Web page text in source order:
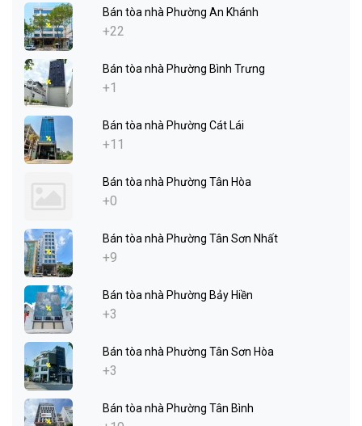
Bán tòa nhà Phường An Khánh
+22
Bán tòa nhà Phường Bình Trưng
+1
Bán tòa nhà Phường Cát Lái
+11
Bán tòa nhà Phường Tân Hòa
+0
Bán tòa nhà Phường Tân Sơn Nhất
+9
Bán tòa nhà Phường Bảy Hiền
+3
Bán tòa nhà Phường Tân Sơn Hòa
+3
Bán tòa nhà Phường Tân Bình